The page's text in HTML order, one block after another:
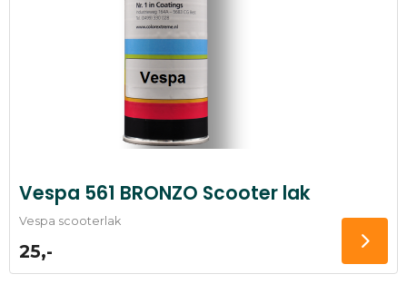
Vespa 561 BRONZO Scooter lak
Vespa scooterlak
25,-